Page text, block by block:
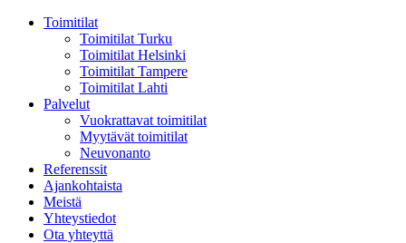
Toimitilat
Toimitilat Turku
Toimitilat Helsinki
Toimitilat Tampere
Toimitilat Lahti
Palvelut
Vuokrattavat toimitilat
Myytävät toimitilat
Neuvonanto
Referenssit
Ajankohtaista
Meistä
Yhteystiedot
Ota yhteyttä